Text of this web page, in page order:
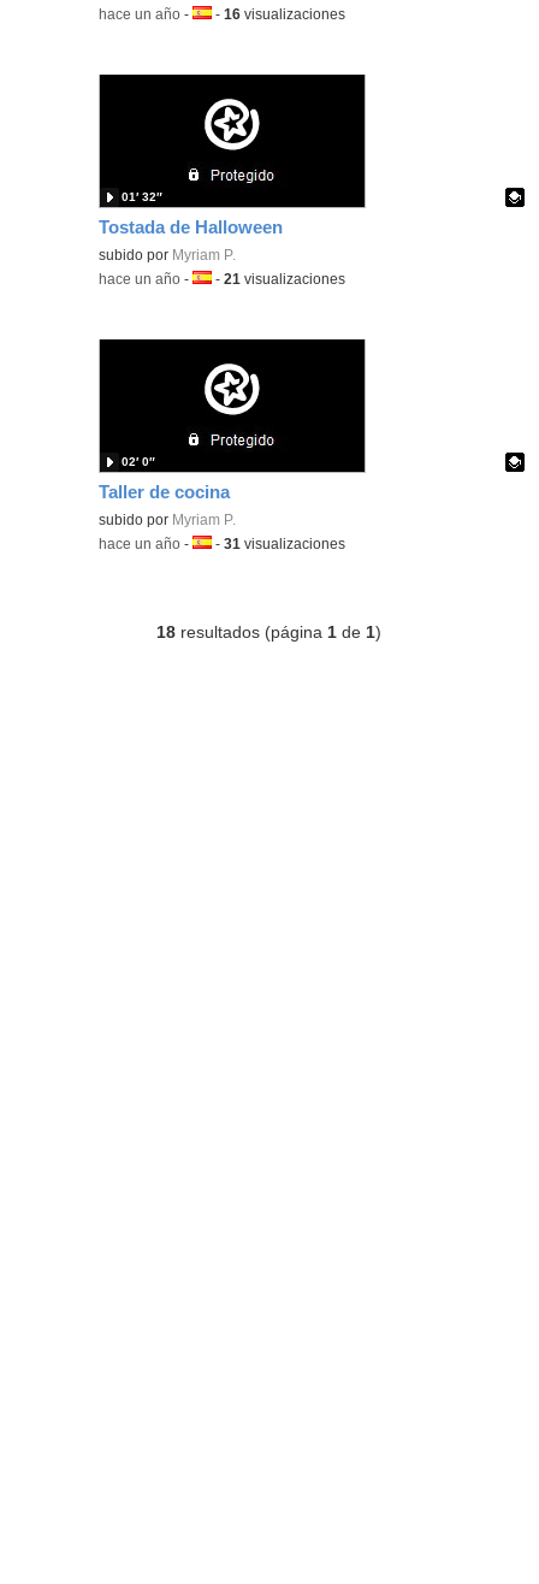
-hace un año -Idioma:
-16 visualizaciones
Tostada de Halloween
Contenido educativo.
subido por Myriam P.
01′ 32″
-hace un año -Idioma:
-21 visualizaciones
Taller de cocina
Contenido educativo.
subido por Myriam P.
02′ 0″
-hace un año -Idioma:
-31 visualizaciones
18 resultados (página 1 de 1)